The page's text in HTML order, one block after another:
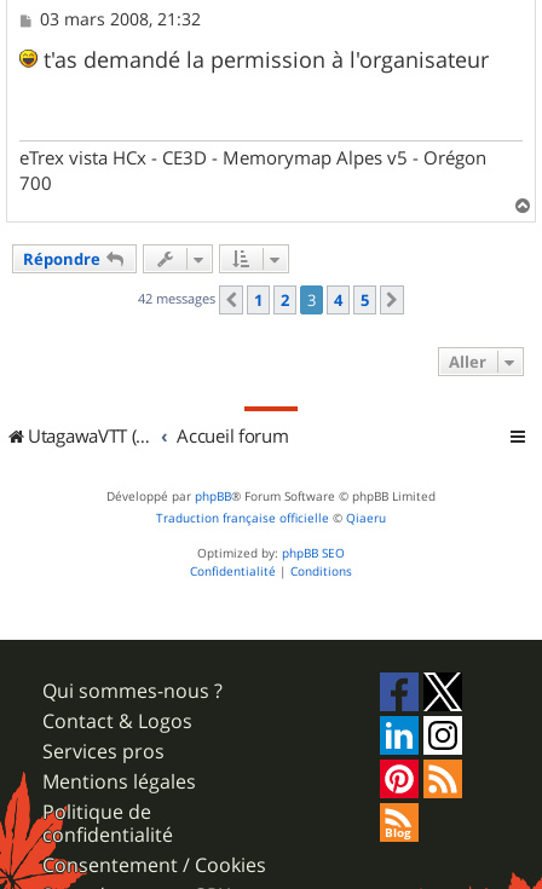
M
s
03 mars 2008, 21:32
t'as demandé la permission à l'organisateur
eTrex vista HCx - CE3D - Memorymap Alpes v5 - Orégon
700
a
Répondre
42 messages Précédent
1 2 3 4 5
Aller
UtagawaVTT (Randos VTT et VTTAE avec traces GPS) Accueil forum
Développé par phpBB® Forum Software © phpBB Limited
Traduction française officielle © Qiaeru
Optimized by: phpBB SEO
Confidentialité | Conditions
Qui sommes-nous ?
Contact & Logos
Services pros
Mentions légales
Politique de
confidentialité
Consentement / Cookies